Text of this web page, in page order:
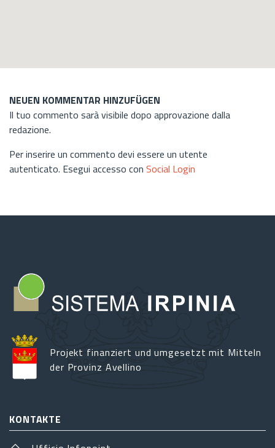
NEUEN KOMMENTAR HINZUFÜGEN
Il tuo commento sarà visibile dopo approvazione dalla
redazione.
Per inserire un commento devi essere un utente
autenticato. Esegui accesso con Social Login
Projekt finanziert und umgesetzt mit Mitteln
der Provinz Avellino
KONTAKTE